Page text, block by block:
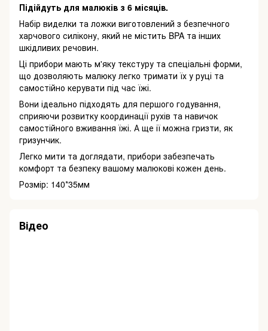
Підійдуть для малюків з 6 місяців.
Набір виделки та ложки виготовлений з безпечного
харчового силікону, який не містить BPA та інших
шкідливих речовин.
Ці прибори мають м'яку текстуру та спеціальні форми,
що дозволяють малюку легко тримати їх у руці та
самостійно керувати під час їжі.
Вони ідеально підходять для першого годування,
сприяючи розвитку координації рухів та навичок
самостійного вживання їжі. А ще ії можна гризти, як
гризунчик.
Легко мити та доглядати, прибори забезпечать
комфорт та безпеку вашому малюкові кожен день.
Розмір: 140*35мм
Відео